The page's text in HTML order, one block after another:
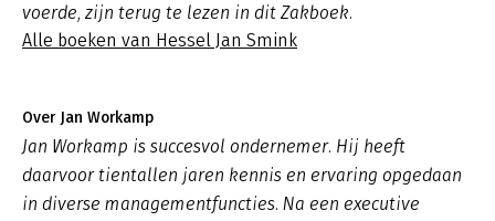
voerde, zijn terug te lezen in dit Zakboek.
Alle boeken van Hessel Jan Smink
Over Jan Workamp
Jan Workamp is succesvol ondernemer. Hij heeft
daarvoor tientallen jaren kennis en ervaring opgedaan
in diverse managementfuncties. Na een executive